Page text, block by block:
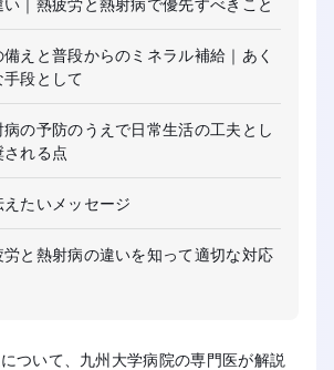
えと普段からのミネラル補給｜あく
手段として
の予防のうえで日常生活の工夫とし
れる点
たいメッセージ
労と熱射病の違いを知って適切な対応
ついて、九州大学病院の専門医が解説